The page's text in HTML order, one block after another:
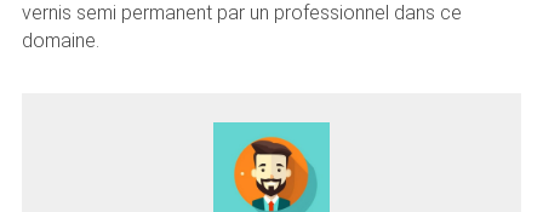
vernis semi permanent par un professionnel dans ce
domaine.